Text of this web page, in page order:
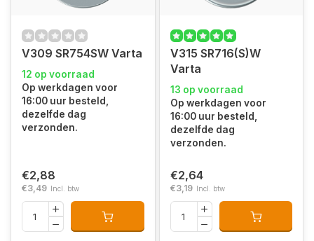
V309 SR754SW Varta
12 op voorraad
Op werkdagen voor
16:00 uur besteld,
dezelfde dag
verzonden.
€2,88
€3,49 Incl. btw
V315 SR716(S)W
Varta
13 op voorraad
Op werkdagen voor
16:00 uur besteld,
dezelfde dag
verzonden.
€2,64
€3,19 Incl. btw